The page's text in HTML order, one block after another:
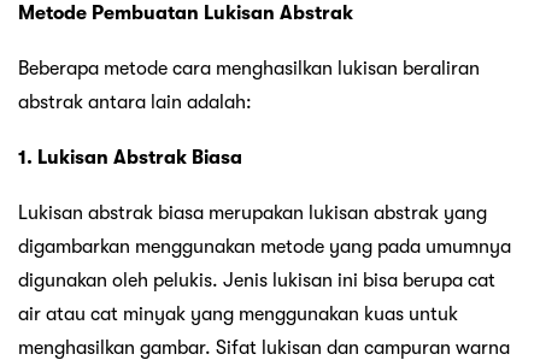
Metode Pembuatan Lukisan Abstrak
Beberapa metode cara menghasilkan lukisan beraliran
abstrak antara lain adalah:
1. Lukisan Abstrak Biasa
Lukisan abstrak biasa merupakan lukisan abstrak yang
digambarkan menggunakan metode yang pada umumnya
digunakan oleh pelukis. Jenis lukisan ini bisa berupa cat
air atau cat minyak yang menggunakan kuas untuk
menghasilkan gambar. Sifat lukisan dan campuran warna